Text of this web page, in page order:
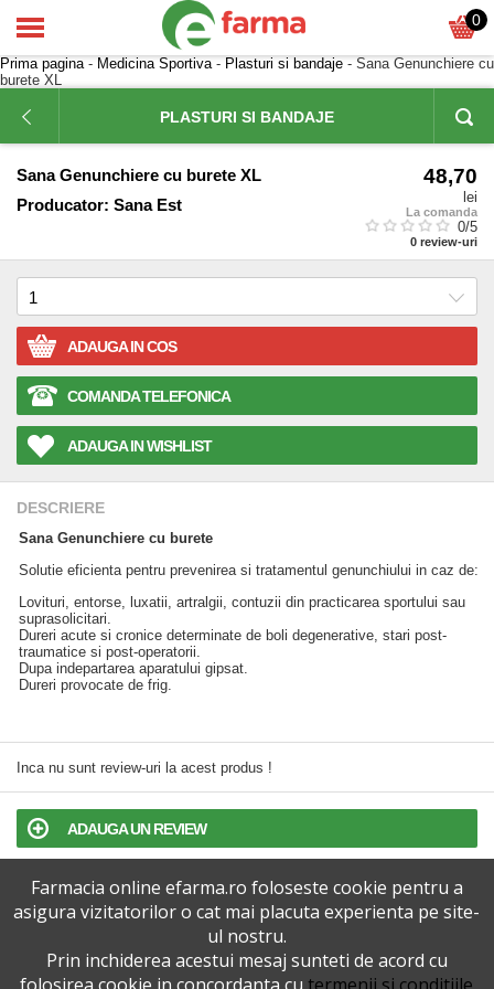
0
Prima pagina- Medicina Sportiva- Plasturi si bandaje - Sana Genunchiere cu
burete XL
PLASTURI SI BANDAJE
Sana Genunchiere cu burete XL
Producator: Sana Est
48,70
lei
La comanda
0/5
0 review-uri
ADAUGA IN COS
COMANDA TELEFONICA
ADAUGA IN WISHLIST
DESCRIERE
Sana Genunchiere cu burete
Solutie eficienta pentru prevenirea si tratamentul genunchiului in caz de:
Lovituri, entorse, luxatii, artralgii, contuzii din practicarea sportului sau
suprasolicitari.
Dureri acute si cronice determinate de boli degenerative, stari post-
traumatice si post-operatorii.
Dupa indepartarea aparatului gipsat.
Dureri provocate de frig.
Inca nu sunt review-uri la acest produs !
ADAUGA UN REVIEW
TERMENI SI CONDITII
POLITICA DE CONFIDENTIALITATE
Farmacia online efarma.ro foloseste cookie pentru a
asigura vizitatorilor o cat mai placuta experienta pe site-
ul nostru.
Prin inchiderea acestui mesaj sunteti de acord cu